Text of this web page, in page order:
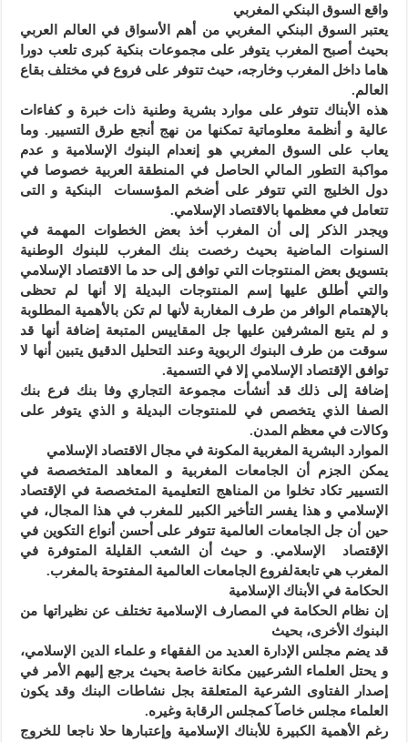
واقع السوق البنكي المغربي
يعتبر السوق البنكي المغربي من أهم الأسواق في العالم العربي
بحيث أصبح المغرب يتوفر على مجموعات بنكية كبرى تلعب دورا
هاما داخل المغرب وخارجه، حيث تتوفر على فروع في مختلف بقاع
العالم.
هذه الأبناك تتوفر على موارد بشرية وطنية ذات خبرة و كفاءات
عالية و أنظمة معلوماتية تمكنها من نهج أنجع طرق التسيير. وما
يعاب على السوق المغربي هو إنعدام البنوك الإسلامية و عدم
مواكبة التطور المالي الحاصل في المنطقة العربية خصوصا في
دول الخليج التي تتوفر على أضخم المؤسسات البنكية و التى
تتعامل في معظمها بالاقتصاد الإسلامي.
ويجدر الذكر إلى أن المغرب أخذ بعض الخطوات المهمة في
السنوات الماضية بحيث رخصت بنك المغرب للبنوك الوطنية
بتسويق بعض المنتوجات التي توافق إلى حد ما الاقتصاد الإسلامي
والتي أطلق عليها إسم المنتوجات البديلة إلا أنها لم تحظى
بالإهتمام الوافر من طرف المغاربة لأنها لم تكن بالأهمية المطلوبة
و لم يتبع المشرفين عليها جل المقاييس المتبعة إضافة أنها قد
سوقت من طرف البنوك الربوية وعند التحليل الدقيق يتبين أنها لا
توافق الإقتصاد الإسلامي إلا في التسمية.
إضافة إلى ذلك قد أنشأت مجموعة التجاري وفا بنك فرع بنك
الصفا الذي يتخصص في للمنتوجات البديلة و الذي يتوفر على
وكالات في معظم المدن.
الموارد البشرية المغربية المكونة في مجال الاقتصاد الإسلامي
يمكن الجزم أن الجامعات المغربية و المعاهد المتخصصة في
التسيير تكاد تخلوا من المناهج التعليمية المتخصصة في الإقتصاد
الإسلامي و هذا يفسر التأخير الكبير للمغرب في هذا المجال، في
حين أن جل الجامعات العالمية تتوفر على أحسن أنواع التكوين في
الإقتصاد الإسلامي. و حيث أن الشعب القليلة المتوفرة في
المغرب هي تابعةلفروع الجامعات العالمية المفتوحة بالمغرب.
الحكامة في الأبناك الإسلامية
إن نظام الحكامة في المصارف الإسلامية تختلف عن نظيراتها من
البنوك الأخرى، بحيث
قد يضم مجلس الإدارة العديد من الفقهاء و علماء الدين الإسلامي،
و يحتل العلماء الشرعيين مكانة خاصة بحيث يرجع إليهم الأمر في
إصدار الفتاوى الشرعية المتعلقة بجل نشاطات البنك وقد يكون
العلماء مجلس خاصآ كمجلس الرقابة وغيره.
رغم الأهمية الكبيرة للأبناك الإسلامية وإعتبارها حلا ناجعا للخروج